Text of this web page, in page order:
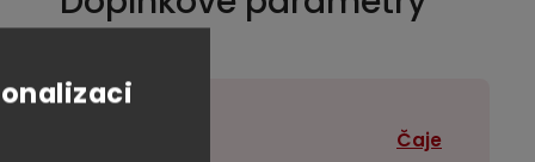
Čaje